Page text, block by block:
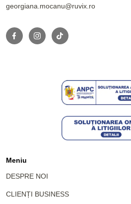
georgiana.mocanu@ruvix.ro
Meniu
DESPRE NOI
CLIENȚI BUSINESS